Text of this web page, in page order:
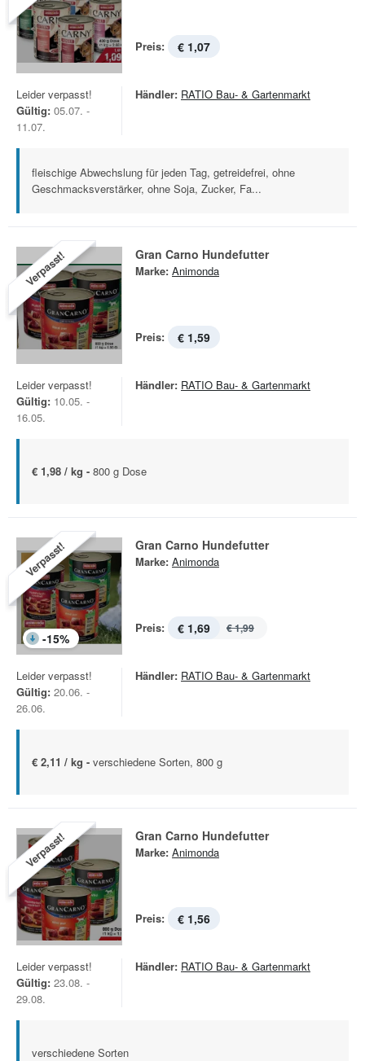
Preis: € 1,07
Leider verpasst!
Gültig: 05.07. -
11.07.
Händler: RATIO Bau- & Gartenmarkt
fleischige Abwechslung für jeden Tag, getreidefrei, ohne
Geschmacksverstärker, ohne Soja, Zucker, Fa...
Verpasst! Gran Carno Hundefutter
Marke: Animonda
Preis: € 1,59
Leider verpasst!
Gültig: 10.05. -
16.05.
Händler: RATIO Bau- & Gartenmarkt
€ 1,98 / kg - 800 g Dose
Verpasst!
-15%
Gran Carno Hundefutter
Marke: Animonda
Preis: € 1,69 € 1,99
Leider verpasst!
Gültig: 20.06. -
26.06.
Händler: RATIO Bau- & Gartenmarkt
€ 2,11 / kg - verschiedene Sorten, 800 g
Verpasst! Gran Carno Hundefutter
Marke: Animonda
Preis: € 1,56
Leider verpasst!
Gültig: 23.08. -
29.08.
Händler: RATIO Bau- & Gartenmarkt
verschiedene Sorten